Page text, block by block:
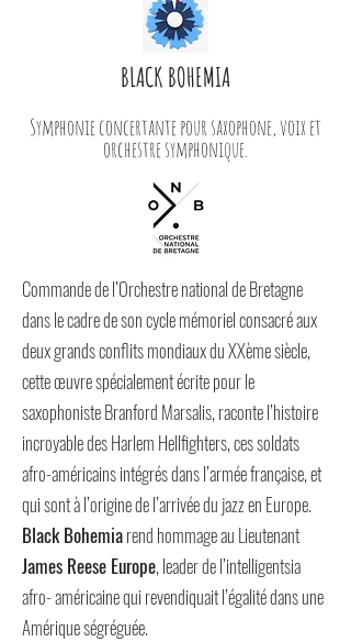
BLACK BOHEMIA
Symphonie concertante pour saxophone, voix et
orchestre symphonique.
Commande de l’Orchestre national de Bretagne
dans le cadre de son cycle mémoriel consacré aux
deux grands conflits mondiaux du XXème siècle,
cette œuvre spécialement écrite pour le
saxophoniste Branford Marsalis, raconte l’histoire
incroyable des Harlem Hellfighters, ces soldats
afro-américains intégrés dans l’armée française, et
qui sont à l’origine de l’arrivée du jazz en Europe.
Black Bohemiarend hommage au Lieutenant
James Reese Europe, leader de l’intelligentsia
afro- américaine qui revendiquait l’égalité dans une
Amérique ségréguée.